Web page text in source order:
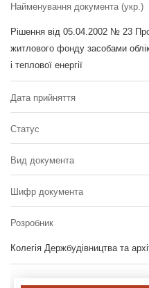
Найменування документа (укр.)
Рішення від 05.04.2002 № 23
житлового фонду засобами
і теплової енергії
Дата прийняття
Статус
Вид документа
Шифр документа
Розробник
Колегія Держбудівництва та